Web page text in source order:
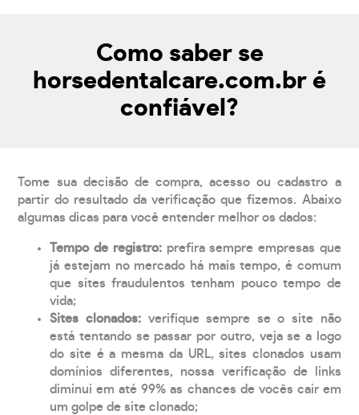
Como saber se
horsedentalcare.com.br é
confiável?
Tome sua decisão de compra, acesso ou cadastro a
partir do resultado da verificação que fizemos. Abaixo
algumas dicas para você entender melhor os dados:
Tempo de registro: prefira sempre empresas que
já estejam no mercado há mais tempo, é comum
que sites fraudulentos tenham pouco tempo de
vida;
Sites clonados: verifique sempre se o site não
está tentando se passar por outro, veja se a logo
do site é a mesma da URL, sites clonados usam
domínios diferentes, nossa verificação de links
diminui em até 99% as chances de vocês cair em
um golpe de site clonado;